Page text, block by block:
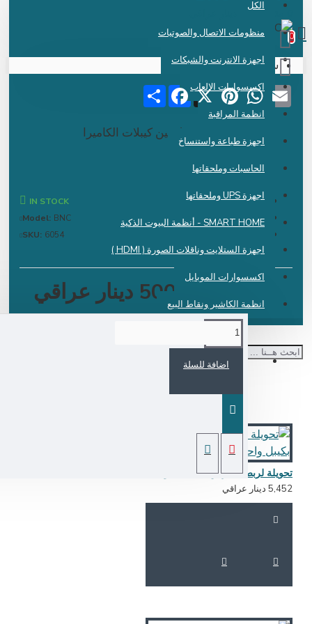
الكل
منظومات الاتصال والصوتيات
اجهزة الانترنت والشبكات
اكسسوارات الالعاب
انظمة المراقبة
اجهزة طباعة واستنساخ
الحاسبات وملحقاتها
اجهزة UPS وملحقاتها
SMART HOME - أنظمة البيوت الذكية
اجهزة الستلايت وناقلات الصورة ( HDMI )
اكسسوارات الموبايل
انظمة الكاشير ونقاط البيع
سلة الشراء فارغة !
Share
Facebook X
Pinterest
WhatsApp
توصالة فحل بين كيبلات الكاميرا
500 دينار عراقي
IN STOCK
Model:
SKU:
اضافة للسلة
دينار عراقي